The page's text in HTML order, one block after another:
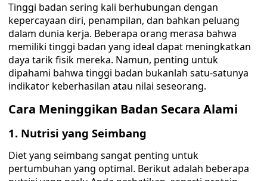
Tinggi badan sering kali berhubungan dengan
kepercayaan diri, penampilan, dan bahkan peluang
dalam dunia kerja. Beberapa orang merasa bahwa
memiliki tinggi badan yang ideal dapat meningkatkan
daya tarik fisik mereka. Namun, penting untuk
dipahami bahwa tinggi badan bukanlah satu-satunya
indikator keberhasilan atau nilai seseorang.
Cara Meninggikan Badan Secara Alami
1. Nutrisi yang Seimbang
Diet yang seimbang sangat penting untuk
pertumbuhan yang optimal. Berikut adalah beberapa